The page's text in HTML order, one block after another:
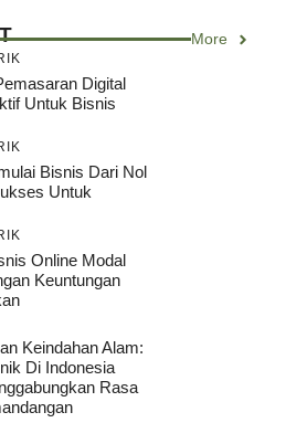
More
Digital
Untuk Bisnis
Bisnis Dari Nol
Untuk
Online Modal
Keuntungan
Keindahan Alam:
Di Indonesia
Rasa